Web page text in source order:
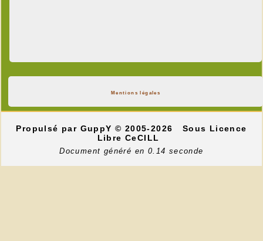
Mentions légales
Propulsé par GuppY© 2005-2026
Sous Licence
Libre CeCILL
Document généré en 0.14 seconde